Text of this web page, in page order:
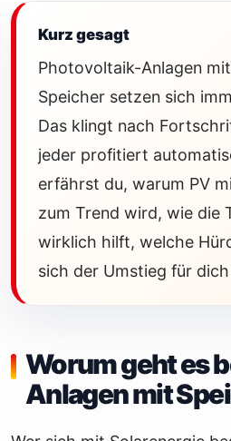
Kurz gesagt
Photovoltaik-Anlagen
Speicher setzen sich
Das klingt nach
jeder profitiert
erfährst du, warum PV
zum Trend wird, wie die
wirklich hilft, welche
sich der Umstieg für
Worum geht es
Anlagen mit